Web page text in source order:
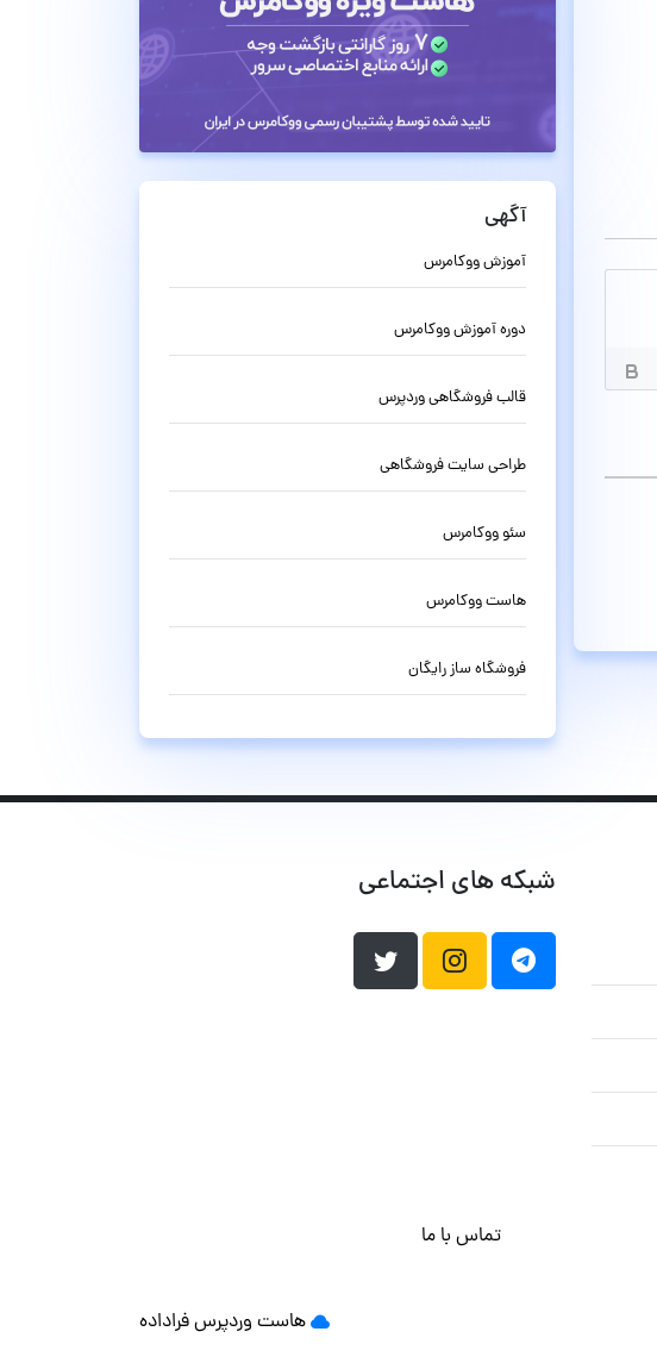
آگهی
آموزش ووکامرس
دوره آموزش ووکامرس
قالب فروشگاهی وردپرس
طراحی سایت فروشگاهی
سئو ووکامرس
هاست ووکامرس
فروشگاه ساز رایگان
شبکه های اجتماعی
تماس با ما
هاست وردپرسفراداده